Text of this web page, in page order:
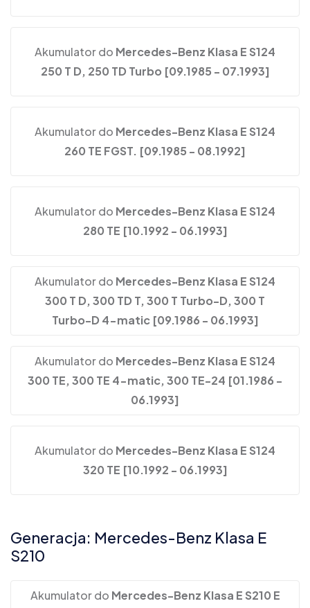
Akumulator do Mercedes-Benz Klasa E S124
250 T D, 250 TD Turbo [09.1985 - 07.1993]
Akumulator do Mercedes-Benz Klasa E S124
260 TE FGST. [09.1985 - 08.1992]
Akumulator do Mercedes-Benz Klasa E S124
280 TE [10.1992 - 06.1993]
Akumulator do Mercedes-Benz Klasa E S124
300 T D, 300 TD T, 300 T Turbo-D, 300 T
Turbo-D 4-matic [09.1986 - 06.1993]
Akumulator do Mercedes-Benz Klasa E S124
300 TE, 300 TE 4-matic, 300 TE-24 [01.1986 -
06.1993]
Akumulator do Mercedes-Benz Klasa E S124
320 TE [10.1992 - 06.1993]
Generacja: Mercedes-Benz Klasa E
S210
Akumulator do Mercedes-Benz Klasa E S210 E